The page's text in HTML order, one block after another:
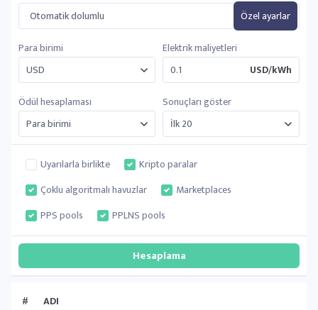
Otomatik dolumlu
Özel ayarlar
Para birimi
Elektrik maliyetleri
USD/kWh
Ödül hesaplaması
Sonuçları göster
Uyarılarla birlikte
Kripto paralar
Çoklu algoritmalı havuzlar
Marketplaces
PPS pools
PPLNS pools
# ADI